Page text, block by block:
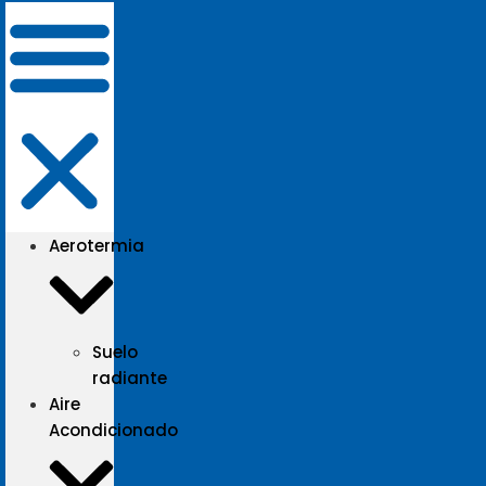
Aerotermia
Suelo
radiante
Aire
Acondicionado